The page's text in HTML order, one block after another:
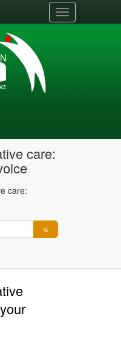
Toggle
navigation
care:
care: